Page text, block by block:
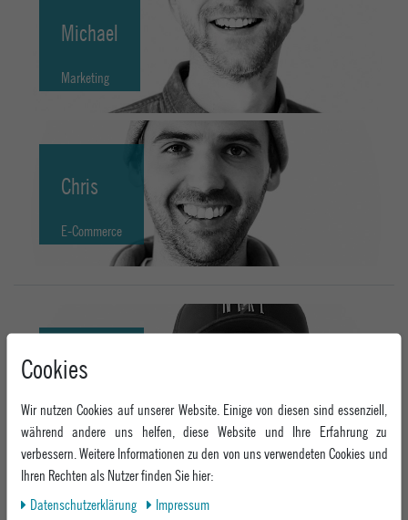
Michael
Marketing
Chris
E-Commerce
Andi
E-Commerce
Cookies
Wir nutzen Cookies auf unserer Website. Einige von diesen sind essenziell,
während andere uns helfen, diese Website und Ihre Erfahrung zu
verbessern. Weitere Informationen zu den von uns verwendeten Cookies und
Ihren Rechten als Nutzer finden Sie hier:
Daten­schutz­erklärung
Impressum